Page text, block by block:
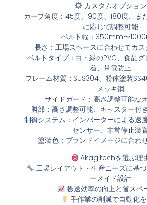
カスタムオプション
カーブ角度：45度、90度、180度、ま
に応じて調整可能
ベルト幅：350mm〜
長さ：工場スペースに合わせてカス
ベルトタイプ：白・緑のPVC、食品グ
着、帯電防止
フレーム材質：SUS304、粉体塗装
メッキ鋼
サイドガード：高さ調整可能な
脚部：高さ調整可能、キャスター付
制御システム：インバーターによる速
センサー、非常停止装
塗装色：ブランドイメージに合わ
Akagitechを選ぶ理
工場レイアウト・生産ニーズに基
ーメイド設計
搬送効率の向上と省スペ
手作業の削減で自動化